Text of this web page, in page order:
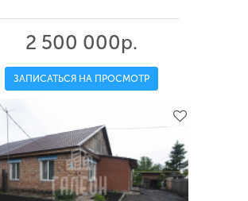
2 500 000р.
ЗАПИСАТЬСЯ НА ПРОСМОТР